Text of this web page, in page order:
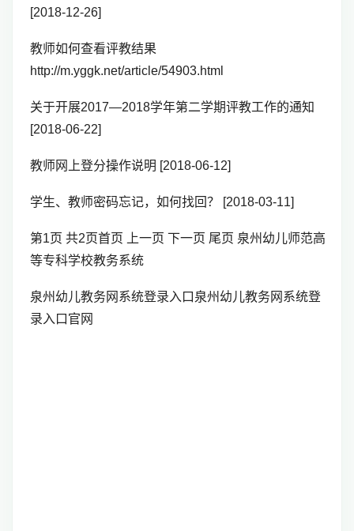
[2018-12-26]
教师如何查看评教结果
http://m.yggk.net/article/54903.html
关于开展2017—2018学年第二学期评教工作的通知
[2018-06-22]
教师网上登分操作说明 [2018-06-12]
学生、教师密码忘记，如何找回？ [2018-03-11]
第1页 共2页首页 上一页 下一页 尾页 泉州幼儿师范高
等专科学校教务系统
泉州幼儿教务网系统登录入口泉州幼儿教务网系统登
录入口官网